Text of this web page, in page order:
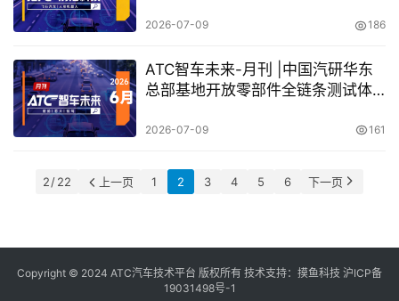
布！
2026-07-09 186
ATC智车未来-月刊 |中国汽研华东
总部基地开放零部件全链条测试体
驶合作
2026-07-09 161
2 / 22 上一页 1 2 3 4 5 6 下一页
Copyright © 2024 ATC汽车技术平台 版权所有 技术支持： 摸鱼科技 沪ICP备
19031498号-1